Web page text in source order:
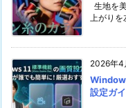
生地を
上がりを
2026年4
設定ガ